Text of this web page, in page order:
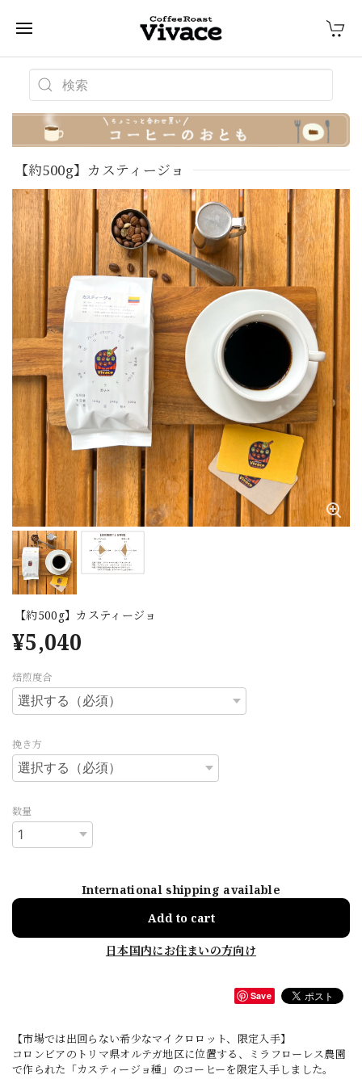
【約500g】カスティージョ
【約500g】カスティージョ
¥5,040
焙煎度合
挽き方
数量
International shipping available
Add to cart
日本国内にお住まいの方向け
Save
【市場では出回らない希少なマイクロロット、限定入手】
コロンビアのトリマ県オルテガ地区に位置する、ミラフローレス農園
で作られた「カスティージョ種」のコーヒーを限定入手しました。